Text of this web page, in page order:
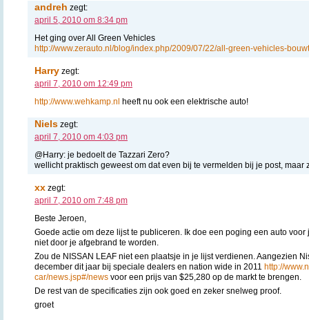
andreh zegt:
april 5, 2010 om 8:34 pm
Het ging over All Green Vehicles
http://www.zerauto.nl/blog/index.php/2009/07/22/all-green-vehicles-
Harry zegt:
april 7, 2010 om 12:49 pm
http://www.wehkamp.nl heeft nu ook een elektrische auto!
Niels zegt:
april 7, 2010 om 4:03 pm
@Harry: je bedoelt de Tazzari Zero?
wellicht praktisch geweest om dat even bij te vermelden bij je post, maar
xx zegt:
april 7, 2010 om 7:48 pm
Beste Jeroen,
Goede actie om deze lijst te publiceren. Ik doe een poging een auto
niet door je afgebrand te worden.
Zou de NISSAN LEAF niet een plaatsje in je lijst verdienen. Aangezien
december dit jaar bij speciale dealers en nation wide in 2011 http://
car/news.jsp#/news voor een prijs van $25,280 op de markt te brengen.
De rest van de specificaties zijn ook goed en zeker snelweg proof.
groet